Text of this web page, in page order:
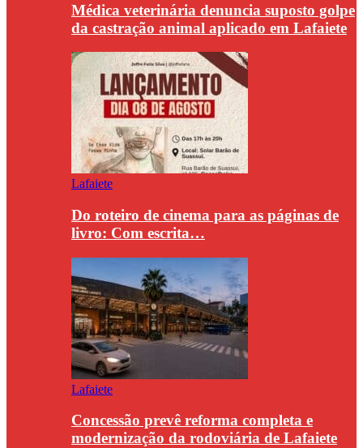
Médica veterinária denuncia suposto golpe
da castração animal aplicado em Lafaiete
Lafaiete
Do roteiro de cinema para as páginas de
livro: Com escrita…
Lafaiete
Concessão prevê reforma completa e
modernização da rodoviária de Lafaiete